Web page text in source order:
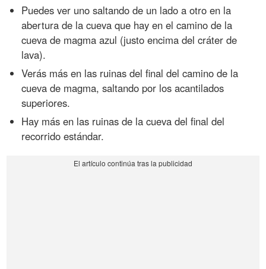
Puedes ver uno saltando de un lado a otro en la
abertura de la cueva que hay en el camino de la
cueva de magma azul (justo encima del cráter de
lava).
Verás más en las ruinas del final del camino de la
cueva de magma, saltando por los acantilados
superiores.
Hay más en las ruinas de la cueva del final del
recorrido estándar.